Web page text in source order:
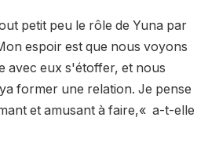
petit peu le rôle de Yuna par
espoir est que nous voyons
avec eux s'étoffer, et nous
former une relation. Je pense
et amusant à faire,« a-t-elle